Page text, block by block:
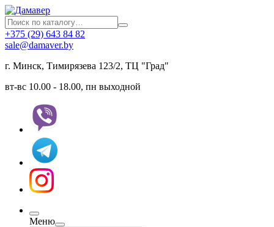
+375 (29) 643 84 82
sale@damaver.by
г. Минск, Тимирязева 123/2, ТЦ "Град"
вт-вс 10.00 - 18.00, пн выходной
Меню